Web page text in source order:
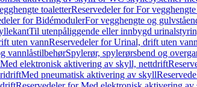
toaletterReservedeler for For
for BidémodulerFor vegghengte og
Til utenpåliggende eller innbygd
uten vannReservedeler for Urinal, drift uten vann
vannlåstilbehørSpylerør, spylerørsbend og
Med elektronisk aktivering av skyll, nettdrift
Med pneumatisk aktivering av skyll